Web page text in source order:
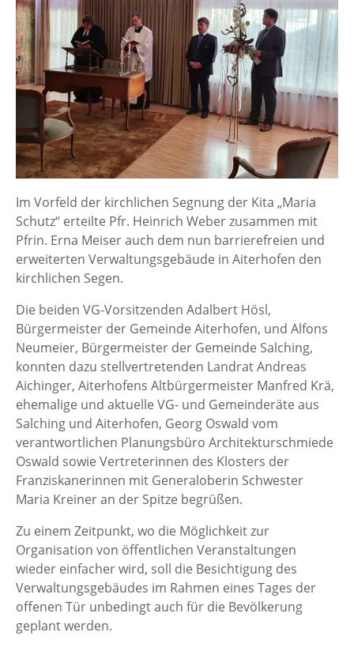
Im Vorfeld der kirchlichen Segnung der Kita „Maria
Schutz“ erteilte Pfr. Heinrich Weber zusammen mit
Pfrin. Erna Meiser auch dem nun barrierefreien und
erweiterten Verwaltungsgebäude in Aiterhofen den
kirchlichen Segen.
Die beiden VG-Vorsitzenden Adalbert Hösl,
Bürgermeister der Gemeinde Aiterhofen, und Alfons
Neumeier, Bürgermeister der Gemeinde Salching,
konnten dazu stellvertretenden Landrat Andreas
Aichinger, Aiterhofens Altbürgermeister Manfred Krä,
ehemalige und aktuelle VG- und Gemeinderäte aus
Salching und Aiterhofen, Georg Oswald vom
verantwortlichen Planungsbüro Architekturschmiede
Oswald sowie Vertreterinnen des Klosters der
Franziskanerinnen mit Generaloberin Schwester
Maria Kreiner an der Spitze begrüßen.
Zu einem Zeitpunkt, wo die Möglichkeit zur
Organisation von öffentlichen Veranstaltungen
wieder einfacher wird, soll die Besichtigung des
Verwaltungsgebäudes im Rahmen eines Tages der
offenen Tür unbedingt auch für die Bevölkerung
geplant werden.